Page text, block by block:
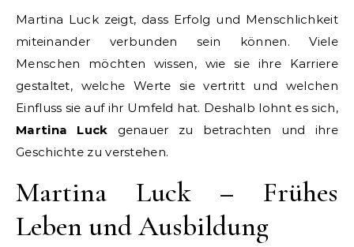
Martina Luck zeigt, dass Erfolg und Menschlichkeit
miteinander verbunden sein können. Viele
Menschen möchten wissen, wie sie ihre Karriere
gestaltet, welche Werte sie vertritt und welchen
Einfluss sie auf ihr Umfeld hat. Deshalb lohnt es sich,
Martina Luck genauer zu betrachten und ihre
Geschichte zu verstehen.
Martina Luck – Frühes
Leben und Ausbildung